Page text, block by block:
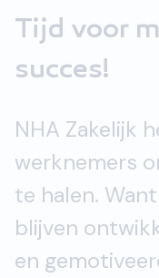
Tijd voor
succes!
NHA Zakelijk
werknemers
te halen.
blijven
en